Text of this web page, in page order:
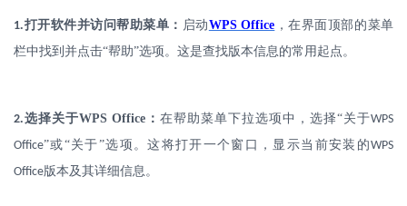
1.打开软件并访问帮助菜单： 启动WPS Office ，在界面顶部的菜单
栏中找到并点击“帮助”选项。这是查找版本信息的常用起点。
2.选择关于WPS Office ： 在帮助菜单下拉选项中，选择“关于WPS
Office”或“关于”选项。这将打开一个窗口，显示当前安装的WPS
Office版本及其详细信息。